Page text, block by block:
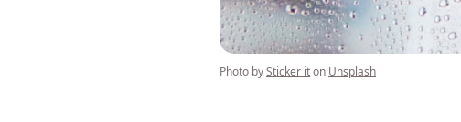
Photo bySticker iton Unsplash